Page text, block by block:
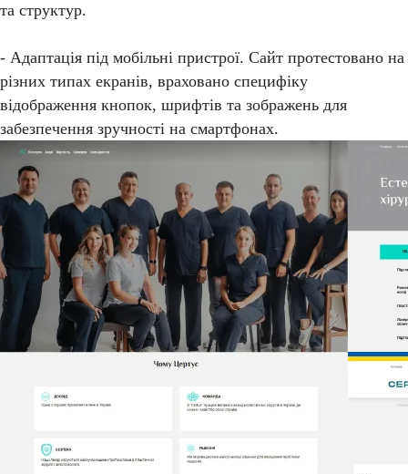
та структур.
- Адаптація під мобільні пристрої. Сайт протестовано на
різних типах екранів, враховано специфіку
відображення кнопок, шрифтів та зображень для
забезпечення зручності на смартфонах.